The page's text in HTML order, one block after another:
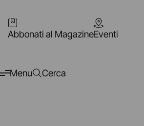
Abbonati al MagazineEventi
Menu Cerca